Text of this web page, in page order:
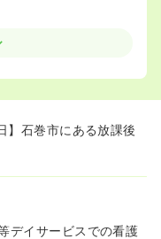
石巻市にある放課後
デイサービスでの看護